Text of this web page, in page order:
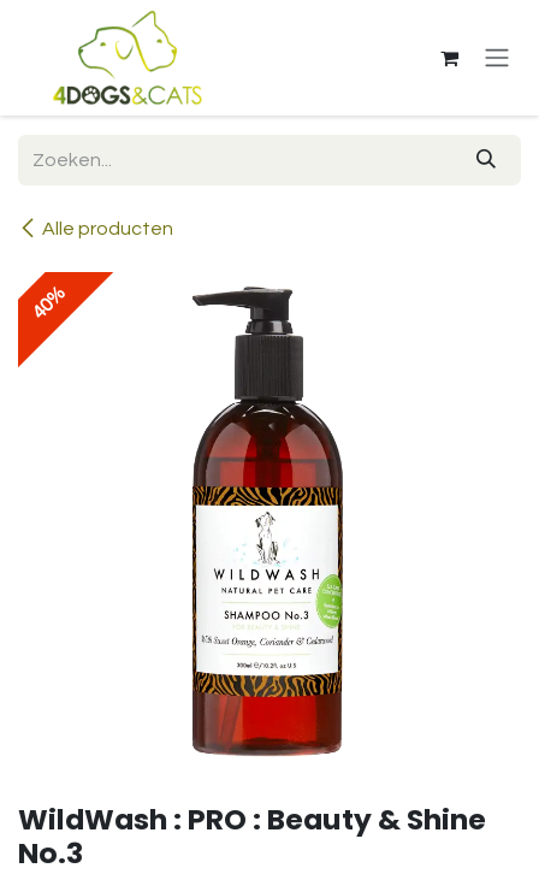
Overslaan naar inhoud
Alle producten
40%
WildWash : PRO : Beauty & Shine
No.3